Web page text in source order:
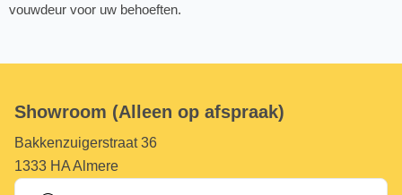
vouwdeur voor uw behoeften.
Showroom (Alleen op afspraak)
Bakkenzuigerstraat 36
1333 HA Almere